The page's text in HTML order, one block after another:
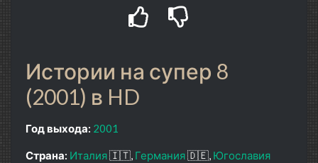
Истории на супер 8
(2001) в HD
Год выхода: 2001
Страна: Италия🇮🇹 Германия🇩🇪 Югославия